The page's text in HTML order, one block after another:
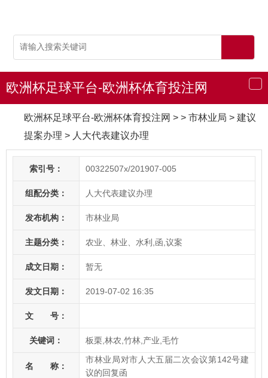
导
航
欧洲杯足球平台-欧洲杯体育投注网
欧洲杯足球平台-欧洲杯体育投注网 > > 市林业局 > 建议
提案办理 > 人大代表建议办理
索引号： 00322507x/201907-005
组配分类： 人大代表建议办理
发布机构： 市林业局
主题分类： 农业、林业、水利,函,议案
成文日期： 暂无
发文日期： 2019-07-02 16:35
文 号：
关键词： 板栗,林农,竹林,产业,毛竹
名 称：
市林业局对市人大五届二次会议第142号建
议的回复函